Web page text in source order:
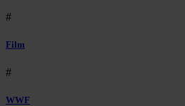
#
Film
#
WWF